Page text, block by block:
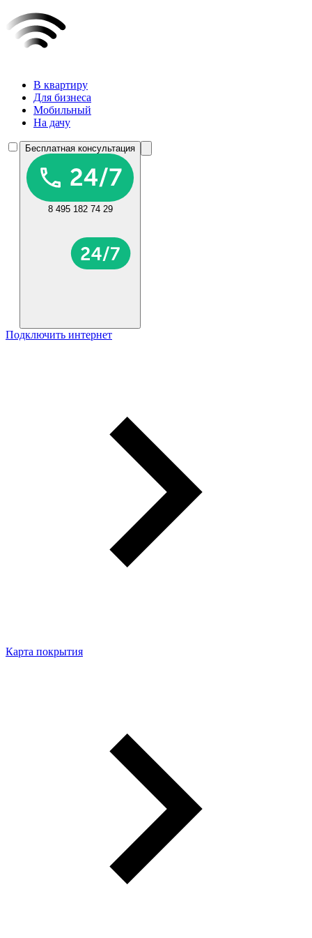
В квартиру
Для бизнеса
Мобильный
На дачу
Бесплатная консультация
8 495 182 74 29
Подключить интернет
Карта покрытия